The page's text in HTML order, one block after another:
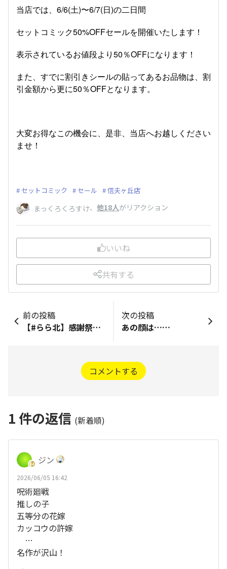
当店では、6/6(土)〜6/7(日)の二日間
セットコミック50%OFFセールを開催いたします！
表示されているお値段より50％OFFになります！
また、すでに割引きシールの貼ってあるお品物は、割
引金額から更に50％OFFとなります。
大変お得なこの機会に、是非、当店へお越しください
ませ！
セットコミック セール 信夫ヶ丘店
まっくろくろすけ、 他18人がリアクション
いいね
共有する
前の投稿
【#らら北】感謝祭開催！！
次の投稿
あの顔は……
コメントする
1 件の返信 (新着順)
ジン
2026/06/05 16:42
呪術廻戦
推しの子
五等分の花嫁
カッコウの許嫁
…
名作が沢山！